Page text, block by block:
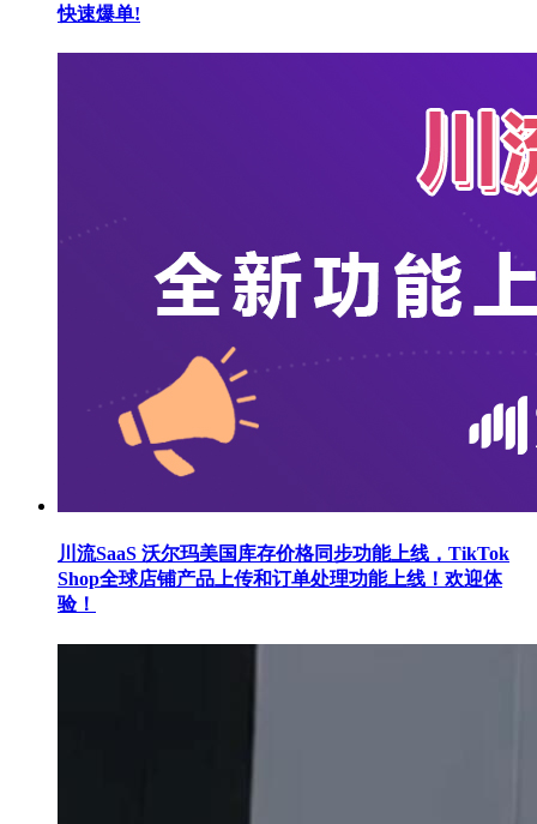
快速爆单!
川流SaaS 沃尔玛美国库存价格同步功能上线，TikTok
Shop全球店铺产品上传和订单处理功能上线！欢迎体
验！